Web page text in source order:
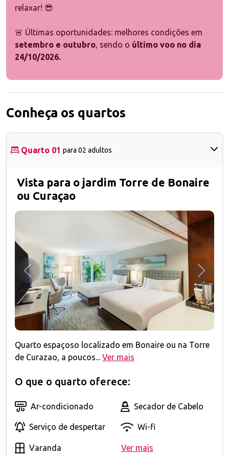
relaxar! 😎
🚨 Últimas oportunidades: melhores condições em
setembro e outubro, sendo o último voo no dia
24/10/2026.
Conheça os quartos
Quarto 01 para 02 adultos
Vista para o jardim Torre de Bonaire
ou Curaçao
Anterior
Quarto espaçoso localizado em Bonaire ou na Torre
de Curazao, a poucos... Ver mais
O que o quarto oferece:
Ar-condicionado Secador de Cabelo
Serviço de despertar Wi-fi
Varanda Ver mais